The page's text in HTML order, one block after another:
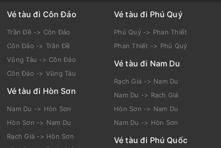
Vé tàu đi Côn Đảo
Trần Đề -> Côn Đảo
Côn Đảo -> Trần Đề
Vũng Tàu -> Côn Đảo
Côn Đảo -> Vũng Tàu
Vé tàu đi Hòn Sơn
Vé tàu đi Phú Quý
Phú Quý -> Phan Thiết
Phan Thiết -> Phú Quý
Vé tàu đi Nam Du
Hòn Sơn -> Nam Du